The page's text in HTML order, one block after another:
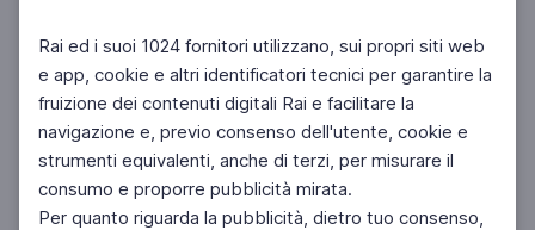
Rai ed i suoi 1024 fornitori utilizzano, sui propri siti web
e app, cookie e altri identificatori tecnici per garantire la
fruizione dei contenuti digitali Rai e facilitare la
navigazione e, previo consenso dell'utente, cookie e
strumenti equivalenti, anche di terzi, per misurare il
consumo e proporre pubblicità mirata.
Per quanto riguarda la pubblicità, dietro tuo consenso,
Facebook Twitter Instagram